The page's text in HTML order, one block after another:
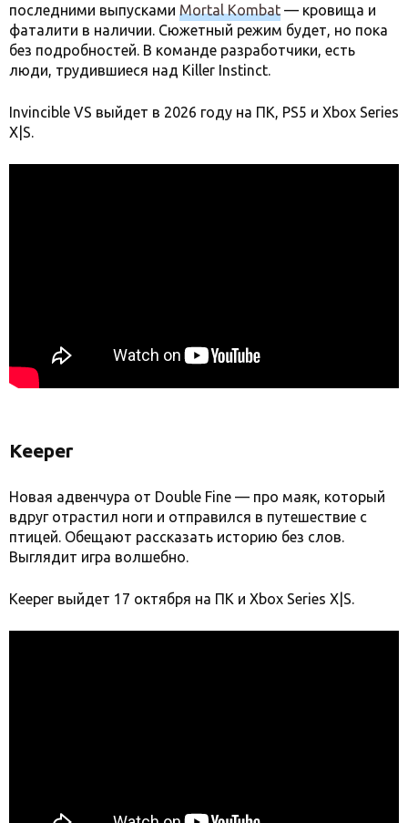
последними выпусками Mortal Kombat — кровища и
фаталити в наличии. Сюжетный режим будет, но пока
без подробностей. В команде разработчики, есть
люди, трудившиеся над Killer Instinct.
Invincible VS выйдет в 2026 году на ПК, PS5 и Xbox Series
X|S.
Keeper
Новая адвенчура от Double Fine — про маяк, который
вдруг отрастил ноги и отправился в путешествие с
птицей. Обещают рассказать историю без слов.
Выглядит игра волшебно.
Keeper выйдет 17 октября на ПК и Xbox Series X|S.